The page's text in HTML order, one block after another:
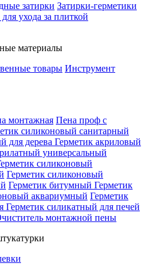
затирки Затирки-герметики
ухода за плиткой
материалы
товары Инструмент
монтажная Пена проф с
силиконовый санитарный
для дерева Герметик акриловый
универсальный
силиконовый
Герметик силиконовый
Герметик битумный Герметик
аквариумный Герметик
Герметик силикатный для печей
монтажной пены